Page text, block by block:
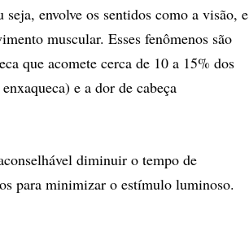
envolve os sentidos como a visão, e
muscular. Esses fenômenos são
que acomete cerca de 10 a 15% dos
e a dor de cabeça
diminuir o tempo de
para minimizar o estímulo luminoso.